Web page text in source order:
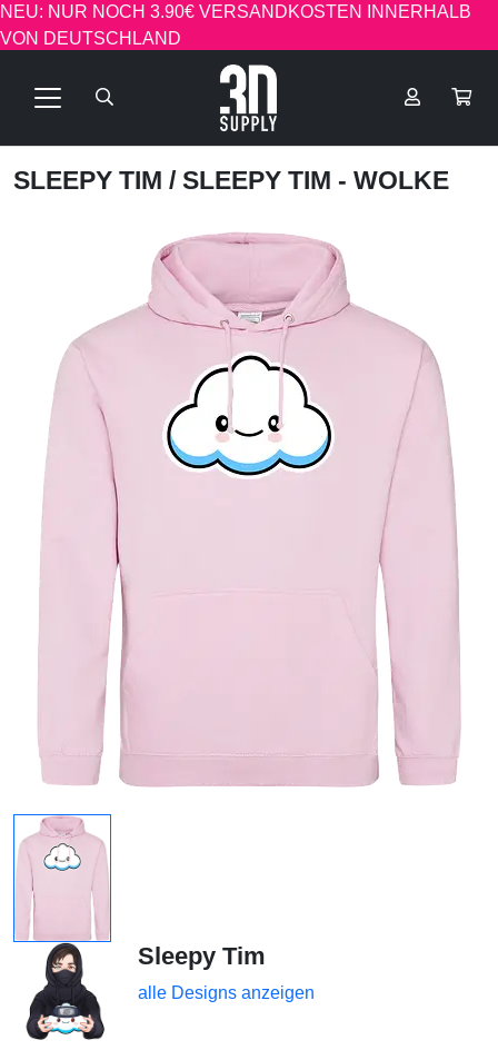
NEU: NUR NOCH 3.90€ VERSANDKOSTEN INNERHALB
VON DEUTSCHLAND
SLEEPY TIM / SLEEPY TIM - WOLKE
Sleepy Tim
alle Designs anzeigen